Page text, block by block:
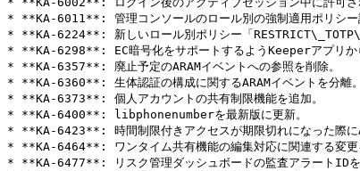
* **KA-6011**: 管理コンソールのロール別の強制適用ポリシー
* **KA-6224**: 新しいロール別ポリシー「
* **KA-6298**: EC暗号化をサポートするようKeeperアプリから
* **KA-6357**: 廃止予定のARAMイベントへの参照を削除。
* **KA-6360**: 生体認証の構成に関するARAMイベントを分離。
* **KA-6373**: 個人アカウントの共有制限機能を追加。
* **KA-6400**: libphonenumberを最新版に更新。
* **KA-6423**: 時間制限付きアクセスが期限切れになった際に
* **KA-6464**: ワンタイム共有機能の編集対応に関連する変更
* **KA-6477**: リスク管理ダッシュボードの監査アラートIDを